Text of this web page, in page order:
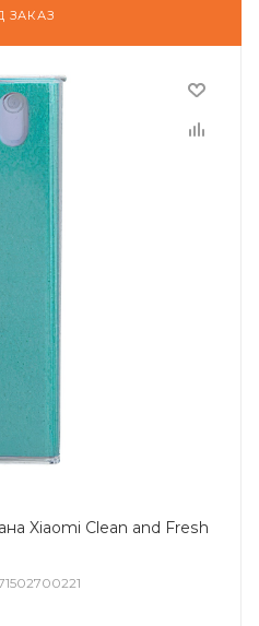
ЗАКАЗ
Xiaomi Clean and Fresh